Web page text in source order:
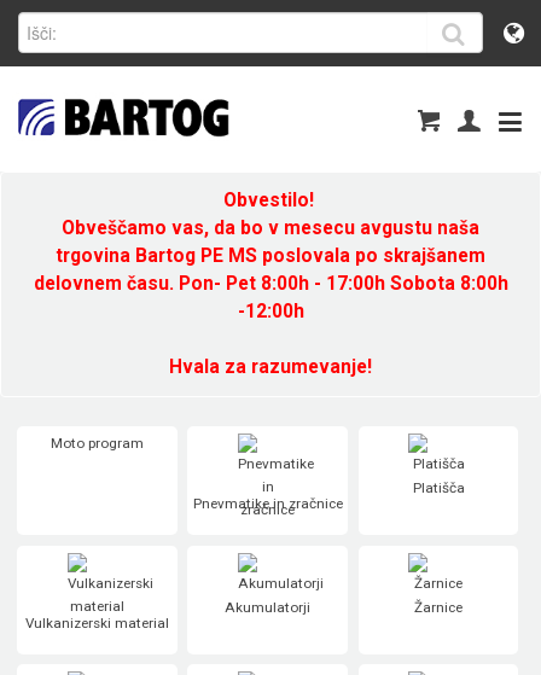
Obvestilo!
Obveščamo vas, da bo v mesecu avgustu naša
trgovina Bartog PE MS poslovala po skrajšanem
delovnem času. Pon- Pet 8:00h - 17:00h Sobota 8:00h
-12:00h
Hvala za razumevanje!
Moto program
Pnevmatike in zračnice
Platišča
Vulkanizerski material
Akumulatorji Žarnice